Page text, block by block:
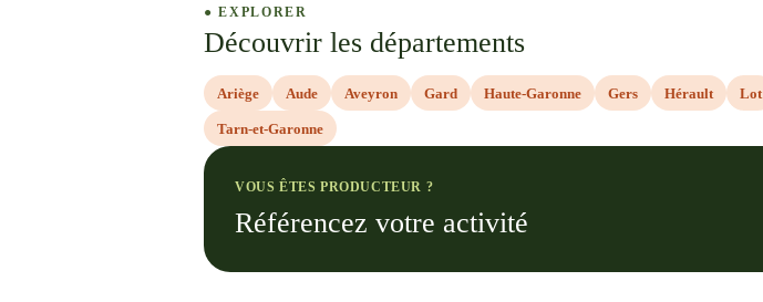
● EXPLORER
Découvrir les départements
Ariège Aude Aveyron Gard Haute-Garonne Gers Hérault Lot
Tarn-et-Garonne
VOUS ÊTES PRODUCTEUR ?
Référencez votre activité